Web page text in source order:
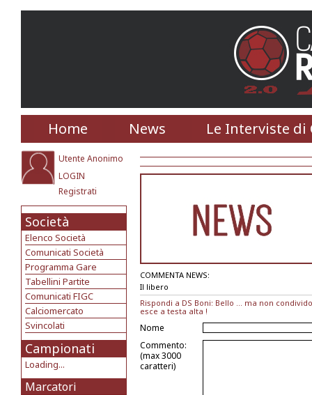
Home News Le Interviste di
Utente Anonimo
LOGIN
Registrati
Società
Elenco Società
Comunicati Società
Programma Gare
Tabellini Partite
Comunicati FIGC
Calciomercato
Svincolati
Campionati
Loading...
Marcatori
COMMENTA NEWS:
Il libero
Rispondi a DS Boni: Bello ... ma non
esce a testa alta !
Nome
Commento:
(max 3000
caratteri)